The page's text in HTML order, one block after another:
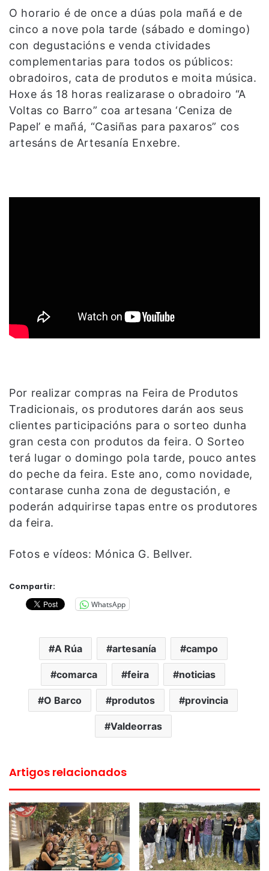
O horario é de once a dúas pola mañá e de
cinco a nove pola tarde (sábado e domingo)
con degustacións e venda ctividades
complementarias para todos os públicos:
obradoiros, cata de produtos e moita música.
Hoxe ás 18 horas realizarase o obradoiro “A
Voltas co Barro” coa artesana ‘Ceniza de
Papel’ e mañá, “Casiñas para paxaros” cos
artesáns de Artesanía Enxebre.
Por realizar compras na Feira de Produtos
Tradicionais, os produtores darán aos seus
clientes participacións para o sorteo dunha
gran cesta con produtos da feira. O Sorteo
terá lugar o domingo pola tarde, pouco antes
do peche da feira. Este ano, como novidade,
contarase cunha zona de degustación, e
poderán adquirirse tapas entre os produtores
da feira.
Fotos e vídeos: Mónica G. Bellver.
Compartir:
WhatsApp
A Rúa artesanía campo
comarca feira noticias
O Barco produtos provincia
Valdeorras
Artigos relacionados